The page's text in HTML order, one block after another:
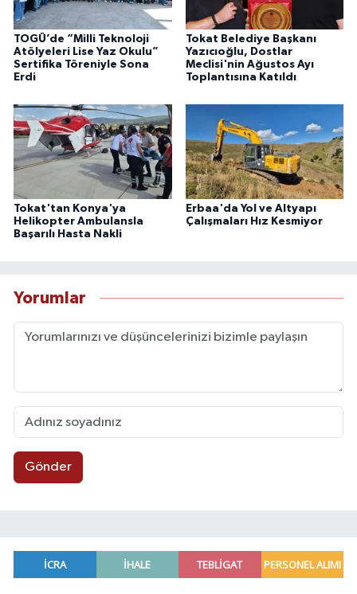
TOGÜ’de “Milli Teknoloji
Atölyeleri Lise Yaz Okulu”
Sertifika Töreniyle Sona
Erdi
Tokat Belediye Başkanı
Yazıcıoğlu, Dostlar
Meclisi'nin Ağustos Ayı
Toplantısına Katıldı
Tokat'tan Konya'ya
Helikopter Ambulansla
Başarılı Hasta Nakli
Erbaa'da Yol ve Altyapı
Çalışmaları Hız Kesmiyor
Yorumlar
Gönder